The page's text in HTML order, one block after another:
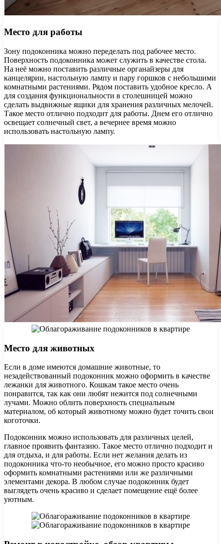
Место для работы
Зону подоконника можно переделать под рабочее место.
Поверхность подоконника может служить в качестве стола.
На неё можно поставить различные органайзеры для
канцелярии, настольную лампу и пару горшков с небольшими
комнатными растениями. Рядом поставить удобное кресло. А
для создания функциональности в столешницей можно
сделать выдвижные ящики для хранения различных мелочей.
Такое место отлично подходит для работы. Днем его отлично
освещает солнечный свет, а вечернее время можно
использовать настольную лампу.
Место для животных
Если в доме имеются домашние животные, то
незадействованный подоконник можно оформить в качестве
лежанки для животного. Кошкам такое место очень
понравится, так как они любят нежится под солнечными
лучами. Можно облить поверхность специальным
материалом, об который животному можно будет точить свои
коготочки.
Подоконник можно использовать для различных целей,
главное проявить фантазию. Такое место отлично подходит и
для отдыха, и для работы. Если нет желания делать из
подоконника что-то необычное, его можно просто красиво
оформить комнатными растениями или же различными
элементами декора. В любом случае подоконник будет
выглядеть очень красиво и сделает помещение ещё более
уютным.